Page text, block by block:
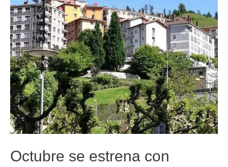
Octubre se estrena con